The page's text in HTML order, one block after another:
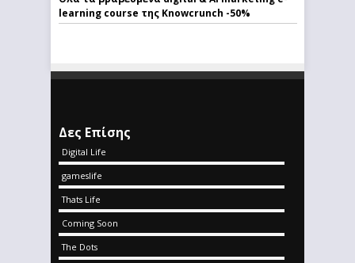
learning course της Knowcrunch -50%
Δες Επίσης
Digital Life
gameslife
Thats Life
Coming Soon
The Dots